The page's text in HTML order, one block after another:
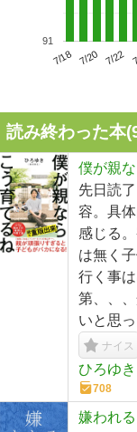
7/18 7/20 7/22
91
読み終わった本(
僕が親
先日読
容。具
感じる
は無く
行く事
第、、
いと思っ
ナイス
ひろゆき
708
嫌われ